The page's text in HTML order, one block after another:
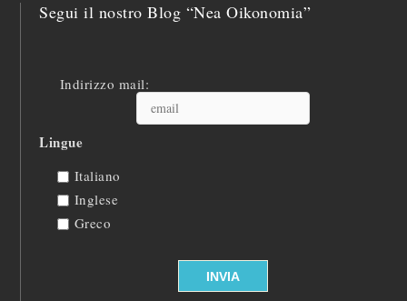
Segui il nostro Blog “Nea Oikonomia”
Indirizzo mail:
Lingue
Italiano
Inglese
Greco